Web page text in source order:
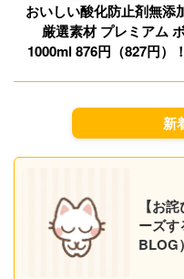
おいしい酸化防止剤無添
厳選素材 プレミアム
1000ml 876円（827円）
新
【お
ーズ
BLOG）